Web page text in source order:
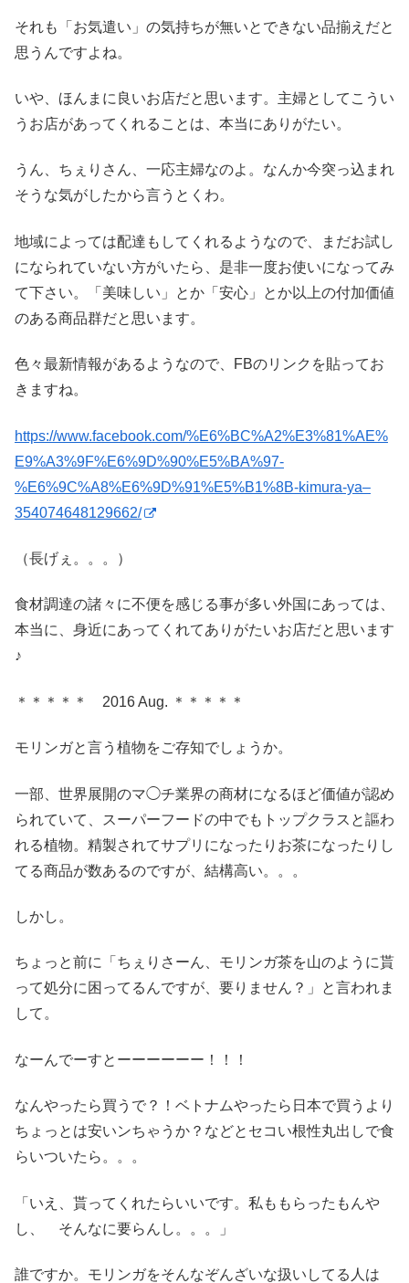
それも「お気遣い」の気持ちが無いとできない品揃えだと
思うんですよね。
いや、ほんまに良いお店だと思います。主婦としてこうい
うお店があってくれることは、本当にありがたい。
うん、ちぇりさん、一応主婦なのよ。なんか今突っ込まれ
そうな気がしたから言うとくわ。
地域によっては配達もしてくれるようなので、まだお試し
になられていない方がいたら、是非一度お使いになってみ
て下さい。「美味しい」とか「安心」とか以上の付加価値
のある商品群だと思います。
色々最新情報があるようなので、FBのリンクを貼ってお
きますね。
https://www.facebook.com/%E6%BC%A2%E3%81%AE%
E9%A3%9F%E6%9D%90%E5%BA%97-
%E6%9C%A8%E6%9D%91%E5%B1%8B-kimura-ya–
354074648129662/
（長げぇ。。。）
食材調達の諸々に不便を感じる事が多い外国にあっては、
本当に、身近にあってくれてありがたいお店だと思います
♪
＊＊＊＊＊ 2016 Aug. ＊＊＊＊＊
モリンガと言う植物をご存知でしょうか。
一部、世界展開のマ◯チ業界の商材になるほど価値が認め
られていて、スーパーフードの中でもトップクラスと謳わ
れる植物。精製されてサプリになったりお茶になったりし
てる商品が数あるのですが、結構高い。。。
しかし。
ちょっと前に「ちぇりさーん、モリンガ茶を山のように貰
って処分に困ってるんですが、要りません？」と言われま
して。
なーんでーすとーーーーーー！！！
なんやったら買うで？！ベトナムやったら日本で買うより
ちょっとは安いンちゃうか？などとセコい根性丸出しで食
らいついたら。。。
「いえ、貰ってくれたらいいです。私ももらったもんや
し、 そんなに要らんし。。。」
誰ですか。モリンガをそんなぞんざいな扱いしてる人は